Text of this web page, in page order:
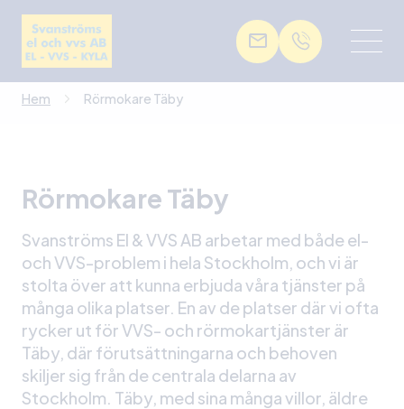
Hem Rörmokare Täby
Rörmokare Täby
Svanströms El & VVS AB arbetar med både el-
och VVS-problem i hela Stockholm, och vi är
stolta över att kunna erbjuda våra tjänster på
många olika platser. En av de platser där vi ofta
rycker ut för VVS- och rörmokartjänster är
Täby, där förutsättningarna och behoven
skiljer sig från de centrala delarna av
Stockholm. Täby, med sina många villor, äldre